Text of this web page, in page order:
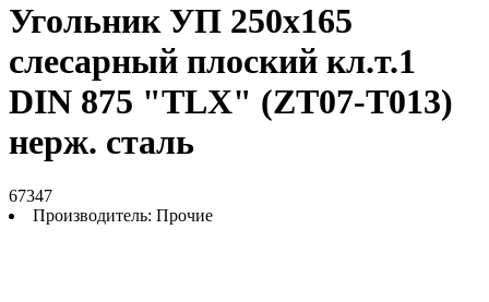
Угольник УП 250х165
слесарный плоский кл.т.1
DIN 875 "TLX" (ZT07-T013)
нерж. сталь
67347
Производитель: Прочие